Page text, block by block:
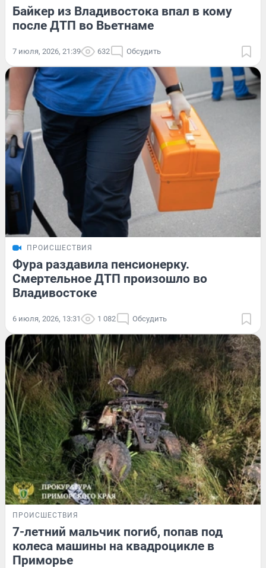
Байкер из Владивостока впал в кому
после ДТП во Вьетнаме
7 июля, 2026, 21:39 632 Обсудить
ПРОИСШЕСТВИЯ
Фура раздавила пенсионерку.
Смертельное ДТП произошло во
Владивостоке
6 июля, 2026, 13:31 1 082 Обсудить
ПРОИСШЕСТВИЯ
7-летний мальчик погиб, попав под
колеса машины на квадроцикле в
Приморье